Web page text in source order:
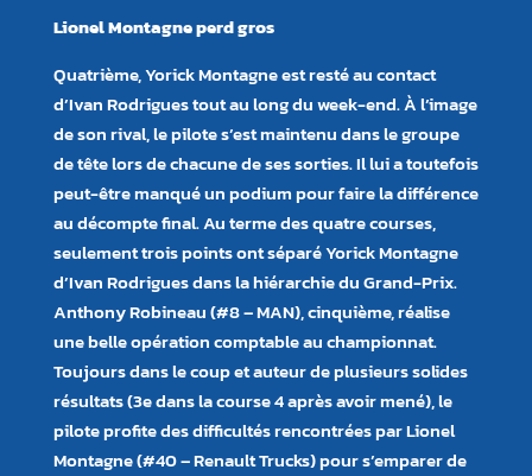
Lionel Montagne perd gros
Quatrième, Yorick Montagne est resté au contact
d’Ivan Rodrigues tout au long du week-end. À l’image
de son rival, le pilote s’est maintenu dans le groupe
de tête lors de chacune de ses sorties. Il lui a toutefois
peut-être manqué un podium pour faire la différence
au décompte final. Au terme des quatre courses,
seulement trois points ont séparé Yorick Montagne
d’Ivan Rodrigues dans la hiérarchie du Grand-Prix.
Anthony Robineau (#8 – MAN), cinquième, réalise
une belle opération comptable au championnat.
Toujours dans le coup et auteur de plusieurs solides
résultats (3e dans la course 4 après avoir mené), le
pilote profite des difficultés rencontrées par Lionel
Montagne (#40 – Renault Trucks) pour s’emparer de